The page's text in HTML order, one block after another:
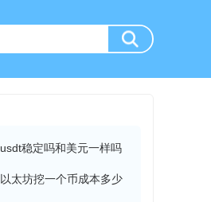
usdt稳定吗和美元一样吗
以太坊挖一个币成本多少